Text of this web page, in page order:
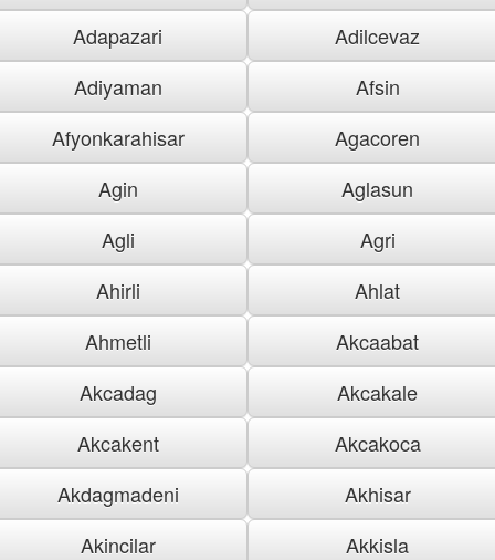
Adapazari
Adilcevaz
Adiyaman
Afsin
Afyonkarahisar
Agacoren
Agin
Aglasun
Agli
Agri
Ahirli
Ahlat
Ahmetli
Akcaabat
Akcadag
Akcakale
Akcakent
Akcakoca
Akdagmadeni
Akhisar
Akincilar
Akkisla